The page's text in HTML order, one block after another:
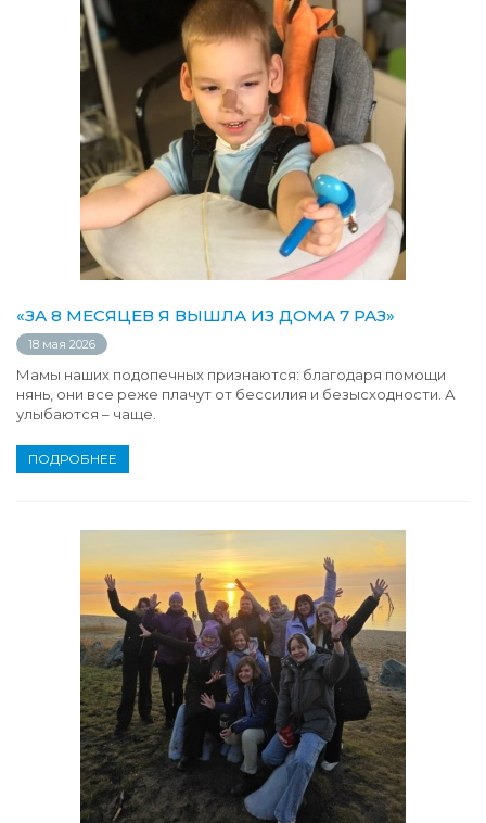
«ЗА 8 МЕСЯЦЕВ Я ВЫШЛА ИЗ ДОМА 7 РАЗ»
18 мая 2026
Мамы наших подопечных признаются: благодаря помощи
нянь, они все реже плачут от бессилия и безысходности. А
улыбаются – чаще.
ПОДРОБНЕЕ